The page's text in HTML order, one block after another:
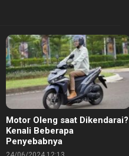
Motor Oleng saat Dikendarai?
Kenali Beberapa
Penyebabnya